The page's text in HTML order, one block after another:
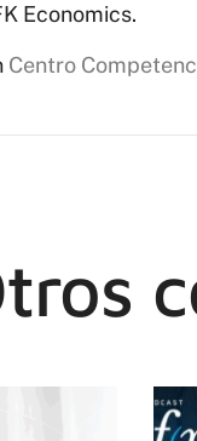
Economics.
Centro